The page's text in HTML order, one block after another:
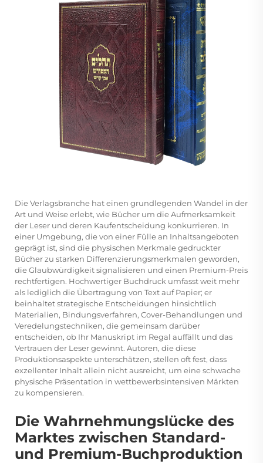
Die Verlagsbranche hat einen grundlegenden Wandel in der
Art und Weise erlebt, wie Bücher um die Aufmerksamkeit
der Leser und deren Kaufentscheidung konkurrieren. In
einer Umgebung, die von einer Fülle an Inhaltsangeboten
geprägt ist, sind die physischen Merkmale gedruckter
Bücher zu starken Differenzierungsmerkmalen geworden,
die Glaubwürdigkeit signalisieren und einen Premium-Preis
rechtfertigen. Hochwertiger Buchdruck umfasst weit mehr
als lediglich die Übertragung von Text auf Papier; er
beinhaltet strategische Entscheidungen hinsichtlich
Materialien, Bindungsverfahren, Cover-Behandlungen und
Veredelungstechniken, die gemeinsam darüber
entscheiden, ob Ihr Manuskript im Regal auffällt und das
Vertrauen der Leser gewinnt. Autoren, die diese
Produktionsaspekte unterschätzen, stellen oft fest, dass
exzellenter Inhalt allein nicht ausreicht, um eine schwache
physische Präsentation in wettbewerbsintensiven Märkten
zu kompensieren.
Die Wahrnehmungslücke des
Marktes zwischen Standard-
und Premium-Buchproduktion